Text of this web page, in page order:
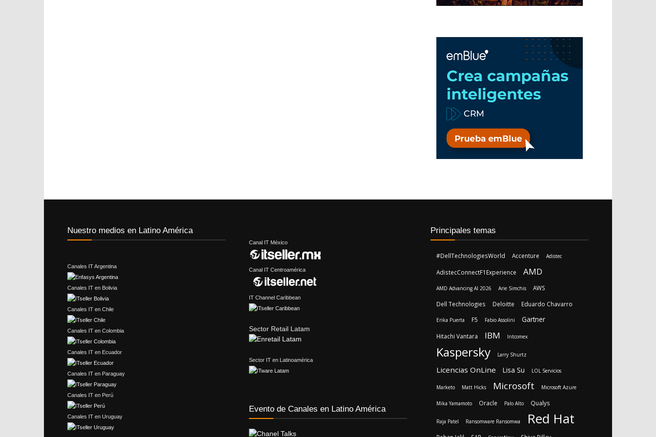
Nuestro medios en Latino América
Canales IT Argentina
Canales IT en Bolivia
Canales IT en Chile
Canales IT en Colombia
Canales IT en Ecuador
Canales IT en Paraguay
Canales IT en Perú
Canales IT en Uruguay
Canal IT México
Canal IT Centroamérica
IT Channel Caribbean
Sector Retail Latam
Sector IT en Latinoamérica
Evento de Canales en Latino América
Principales temas
#DellTechnologiesWorld Accenture Adistec
AdistecConnectF1Experience AMD
AMD Advancing AI 2026 Arie Simchis AWS
Dell Technologies Deloitte Eduardo Chavarro
Erika Puerta F5 Fabio Assolini Gartner
Hitachi Vantara IBM Intcomex
Kaspersky Larry Shurtz
Licencias OnLine Lisa Su LOL Servicios
Marketo Matt Hicks Microsoft Microsoft Azure
Mika Yamamoto Oracle Palo Alto Qualys
Raja Patel Ransomware Ransomwa Red Hat